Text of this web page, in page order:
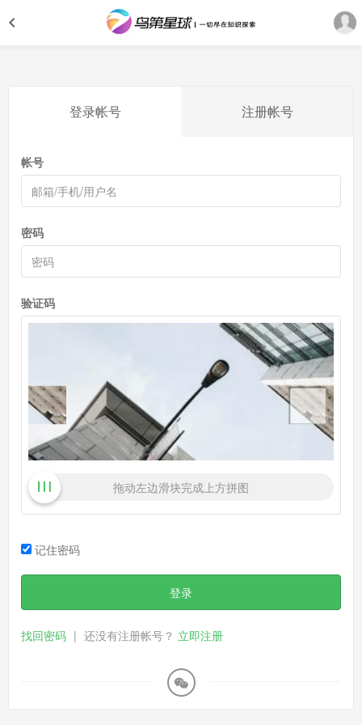
登录帐号 注册帐号
帐号
密码
验证码
拖动左边滑块完成上方拼图
记住密码
登录
找回密码 | 还没有注册帐号？ 立即注册